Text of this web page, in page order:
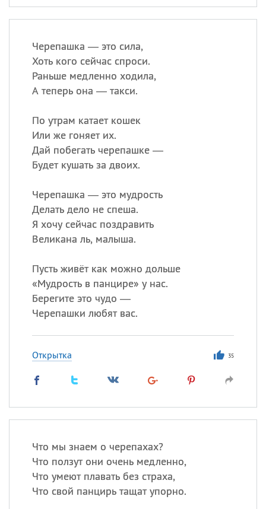
Черепашка — это сила,
Хоть кого сейчас спроси.
Раньше медленно ходила,
А теперь она — такси.
По утрам катает кошек
Или же гоняет их.
Дай побегать черепашке —
Будет кушать за двоих.
Черепашка — это мудрость
Делать дело не спеша.
Я хочу сейчас поздравить
Великана ль, малыша.
Пусть живёт как можно дольше
«Мудрость в панцире» у нас.
Берегите это чудо —
Черепашки любят вас.
Открытка 35
Что мы знаем о черепахах?
Что ползут они очень медленно,
Что умеют плавать без страха,
Что свой панцирь тащат упорно.